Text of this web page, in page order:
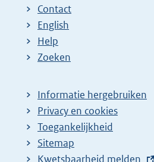
Contact
English
Help
Zoeken
Informatie hergebruiken
Privacy en cookies
Toegankelijkheid
Sitemap
E
Kwetsbaarheid melden